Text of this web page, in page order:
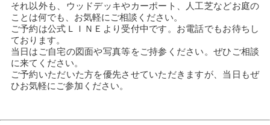
それ以外も、ウッドデッキやカーポート、人工芝などお庭の
ことは何でも、お気軽にご相談ください。
ご予約は公式ＬＩＮＥより受付中です。お電話でもお待ちし
ております。
当日はご自宅の図面や写真等をご持参ください。ぜひご相談
に来てください。
ご予約いただいた方を優先させていただきますが、当日もぜ
ひお気軽にご参加ください。